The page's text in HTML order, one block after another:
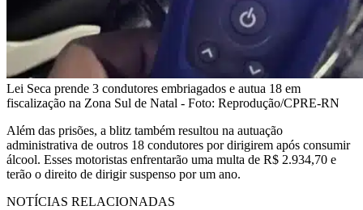
Lei Seca prende 3 condutores embriagados e autua 18 em
fiscalização na Zona Sul de Natal - Foto: Reprodução/CPRE-RN
Além das prisões, a blitz também resultou na autuação
administrativa de outros 18 condutores por dirigirem após consumir
álcool. Esses motoristas enfrentarão uma multa de R$ 2.934,70 e
terão o direito de dirigir suspenso por um ano.
NOTÍCIAS RELACIONADAS